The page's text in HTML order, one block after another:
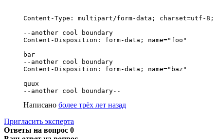
Content-Type: multipart/form-data; charset=utf-8;
--another cool boundary
Content-Disposition: form-data; name="foo"
bar
--another cool boundary
Content-Disposition: form-data; name="baz"
quux
--another cool boundary--
Написано более трёх лет назад
Пригласить эксперта
Ответы на вопрос 0